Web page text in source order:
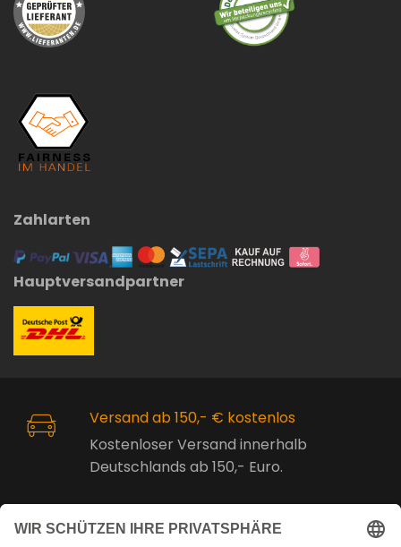
Zahlarten
Hauptversandpartner
Versand ab 150,- € kostenlos
Kostenloser Versand innerhalb
Deutschlands ab 150,- Euro.
Online Support